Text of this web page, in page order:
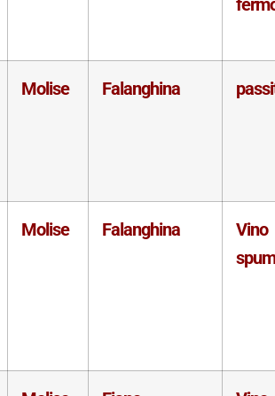
Molise Falanghina
Molise Falanghina
Vino